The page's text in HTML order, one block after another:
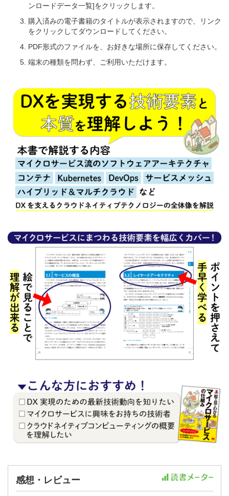
ンロードデータ一覧]をクリックします。
購入済みの電子書籍のタイトルが表示されますので、リンク
をクリックしてダウンロードしてください。
PDF形式のファイルを、お好きな場所に保存してください。
端末の種類を問わず、ご利用いただけます。
感想・レビュー